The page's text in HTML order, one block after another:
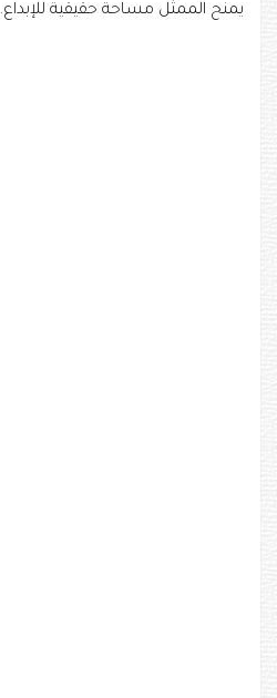
يمنح الممثل مساحة حقيقية للإبداع.